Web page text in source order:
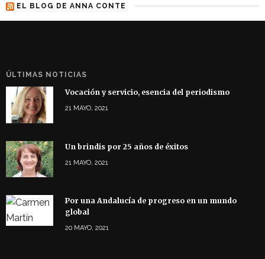
EL BLOG DE ANNA CONTE
ÚLTIMAS NOTICIAS
Vocación y servicio, esencia del periodismo
21 MAYO, 2021
Un brindis por 25 años de éxitos
21 MAYO, 2021
Por una Andalucía de progreso en un mundo
global
20 MAYO, 2021